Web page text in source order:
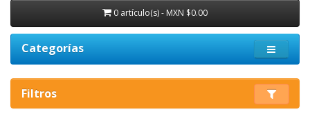
0 artículo(s) - MXN $0.00
Categorías
Filtros